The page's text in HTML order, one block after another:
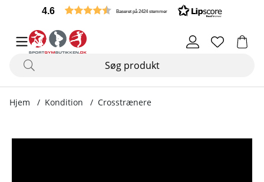
4.6 Baseret på 2424 stemmer
Hjem Kondition Crosstrænere